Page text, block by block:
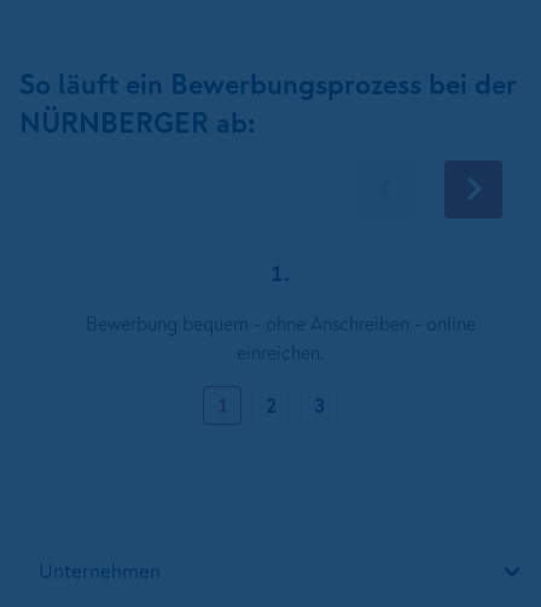
So läuft ein Bewerbungsprozess bei der
NÜRNBERGER ab:
1.
1
2 3
Unternehmen